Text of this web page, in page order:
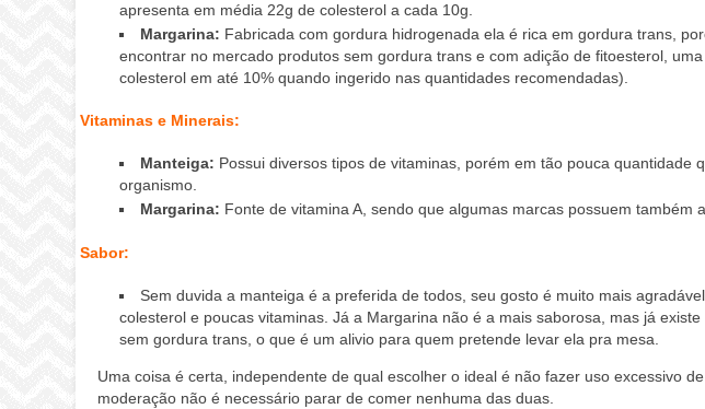
apresenta em média 22g de colesterol a cada 10g.
Margarina: Fabricada com gordura hidrogenada ela é rica em gordura trans,
encontrar no mercado produtos sem gordura trans e com adição de fitoesterol,
colesterol em até 10% quando ingerido nas quantidades recomendadas).
Vitaminas e Minerais:
Manteiga: Possui diversos tipos de vitaminas, porém em tão pouca quantidade
organismo.
Margarina: Fonte de vitamina A, sendo que algumas marcas possuem também
Sabor:
Sem duvida a manteiga é a preferida de todos, seu gosto é muito mais
colesterol e poucas vitaminas. Já a Margarina não é a mais saborosa, mas já
sem gordura trans, o que é um alivio para quem pretende levar ela pra mesa.
Uma coisa é certa, independente de qual escolher o ideal é não fazer uso excessivo
moderação não é necessário parar de comer nenhuma das duas.